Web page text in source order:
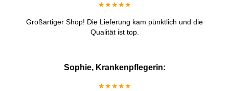
★★★★★
Großartiger Shop! Die Lieferung kam pünktlich und die
Qualität ist top.
Sophie, Krankenpflegerin:
★★★★★